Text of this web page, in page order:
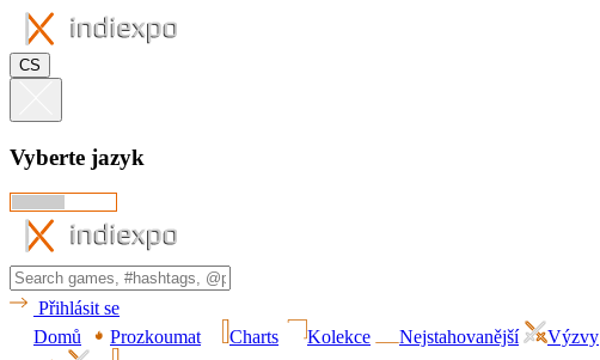
CS
Vyberte jazyk
Přihlásit se
Domů
Prozkoumat Charts Kolekce Nejstahovanější Výzvy